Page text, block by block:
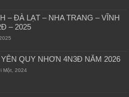
– ĐÀ LẠT – NHA TRANG – VĨNH
– 2025
QUY NHƠN 4N3Đ NĂM 2026
Một, 2024